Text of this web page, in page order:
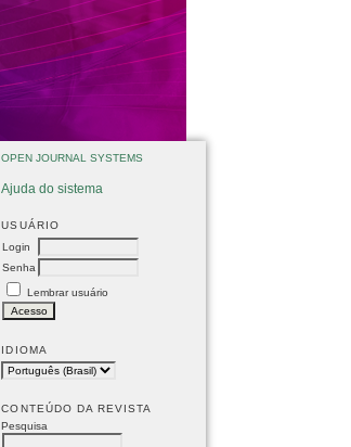
OPEN JOURNAL SYSTEMS
Ajuda do sistema
USUÁRIO
Login
Senha
Lembrar usuário
IDIOMA
CONTEÚDO DA REVISTA
Pesquisa